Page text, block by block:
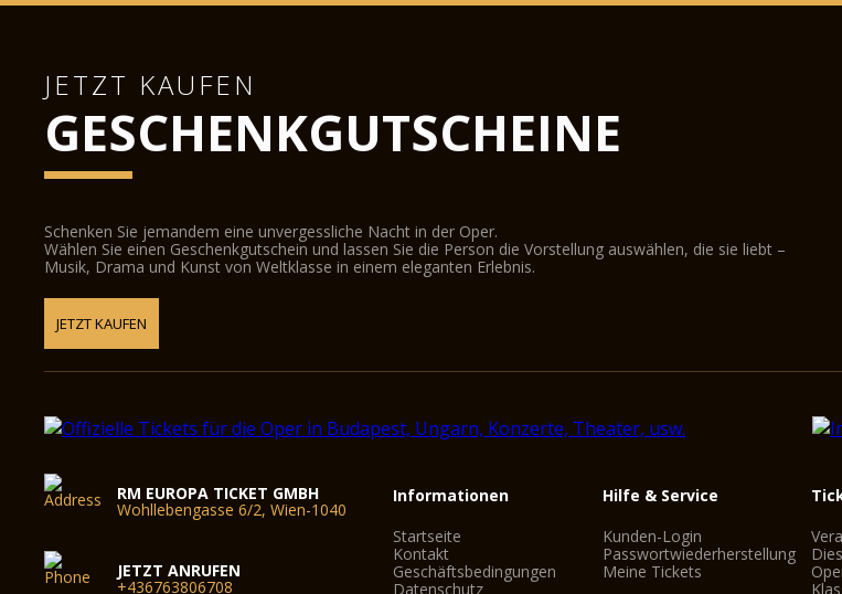
JETZT KAUFEN
GESCHENKGUTSCHEINE
Schenken Sie jemandem eine unvergessliche Nacht in der Oper.
Wählen Sie einen Geschenkgutschein und lassen Sie die Person die Vorstellung auswählen, die sie liebt –
Musik, Drama und Kunst von Weltklasse in einem eleganten Erlebnis.
JETZT KAUFEN
RM EUROPA TICKET GMBH
Wohllebengasse 6/2, Wien-1040
JETZT ANRUFEN
+436763806708
Informationen
Startseite
Kontakt
Geschäftsbedingungen
Datenschutz
Hilfe & Service
Kunden-Login
Passwortwiederherstellung
Meine Tickets